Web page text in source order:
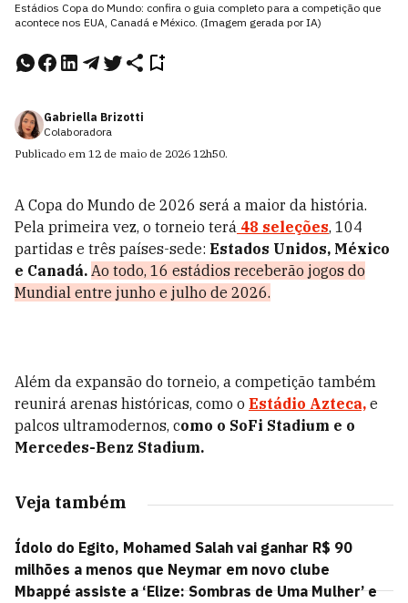
Estádios Copa do Mundo: confira o guia completo para a competição que
acontece nos EUA, Canadá e México. (Imagem gerada por IA)
Gabriella Brizotti
Colaboradora
Publicado em 12 de maio de 2026 12h50.
A Copa do Mundo de 2026 será a maior da história.
Pela primeira vez, o torneio terá 48 seleções, 104
partidas e três países-sede: Estados Unidos, México
e Canadá. Ao todo, 16 estádios receberão jogos do
Mundial entre junho e julho de 2026.
Além da expansão do torneio, a competição também
reunirá arenas históricas, como o Estádio Azteca, e
palcos ultramodernos, como o SoFi Stadium e o
Mercedes-Benz Stadium.
Veja também
Ídolo do Egito, Mohamed Salah vai ganhar R$ 90
milhões a menos que Neymar em novo clube
Mbappé assiste a ‘Elize: Sombras de Uma Mulher’ e